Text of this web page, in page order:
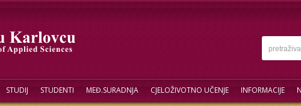
STUDIJ STUDENTI MEĐ.SURADNJA CJELOŽIVOTNO UČENJE INFORMACIJE